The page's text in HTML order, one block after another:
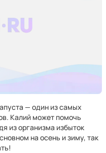
— один из самых
Калий может помочь
из организма избыток
на осень и зиму, так